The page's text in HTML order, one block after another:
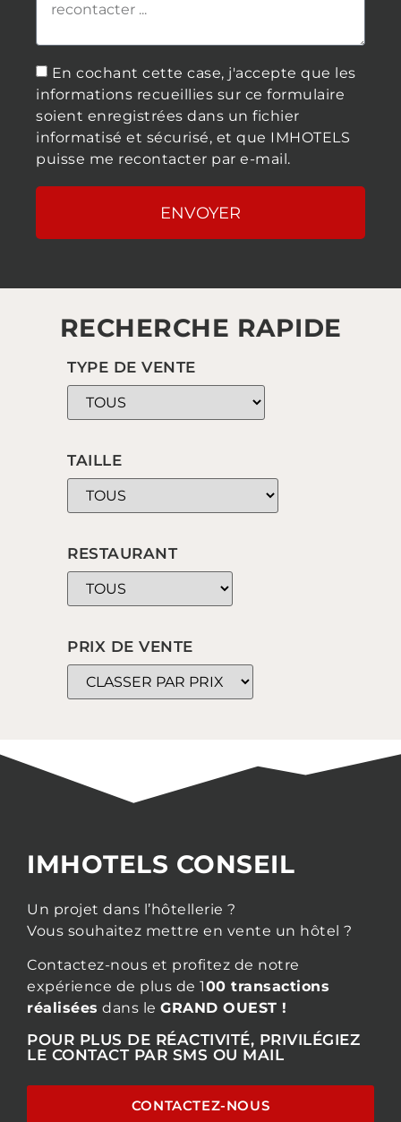
En cochant cette case, j'accepte que les
informations recueillies sur ce formulaire
soient enregistrées dans un fichier
informatisé et sécurisé, et que IMHOTELS
puisse me recontacter par e-mail.
ENVOYER
RECHERCHE RAPIDE
TYPE DE VENTE
TAILLE
RESTAURANT
PRIX DE VENTE
IMHOTELS CONSEIL
Un projet dans l’hôtellerie ?
Vous souhaitez mettre en vente un hôtel ?
Contactez-nous et profitez de notre
expérience de plus de 100 transactions
réalisées dans le GRAND OUEST !
POUR PLUS DE RÉACTIVITÉ, PRIVILÉGIEZ
LE CONTACT PAR SMS OU MAIL
CONTACTEZ-NOUS